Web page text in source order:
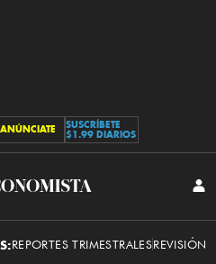
ANÚNCIATE
SUSCRÍBETE
$1.99 DIARIOS
El
REPORTES TRIMESTRALESREVISIÓN